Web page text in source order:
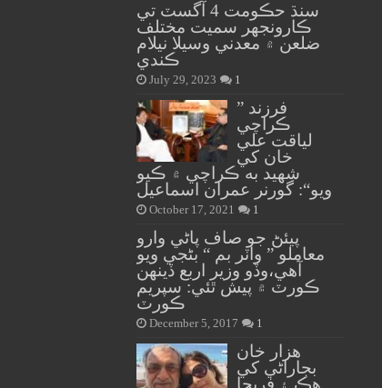
سنڌ حڪومت 4 آگسٽ تي
ڪارونجهر سميت مختلف
ضلعن ۾ معدني وسيلا نيلام
ڪندي
July 29, 2023 1
” فرزند
ڪراچي
لياقت علي
خان کي
شهيد به ڪراچي ۾ ڪيو
ويو“: گورنر عمران اسماعيل
October 17, 2021 1
پيئڻ جو صاف پاڻي وارو
معاملو ” واٽر بم “ بڻجي ويو
آهي،وڏو وزير اربع ڏينهن
ڪورٽ ۾ پيش ٿئي: سپريم
ڪورٽ
December 5, 2017 1
هزار خان
بجاراڻي کي
هڪ ۽ فريحا